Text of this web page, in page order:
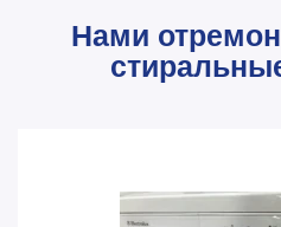
Нами